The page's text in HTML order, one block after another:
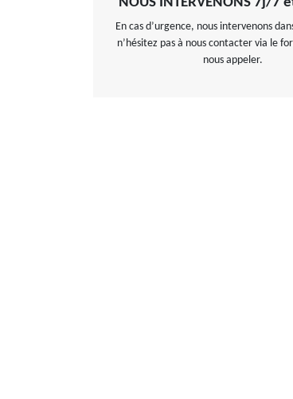
En cas d’urgence, nous intervenons
n’hésitez pas à nous contacter via le
nous appeler.